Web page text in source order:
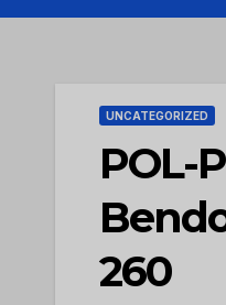
UNCATEGORIZED
POL-
260